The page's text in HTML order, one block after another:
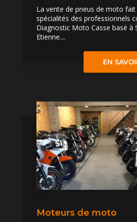
La vente de pneus de moto
spécialités des professionnels
Diagnostic Moto Casse basé à
Etienne....
EN
Moteurs de moto